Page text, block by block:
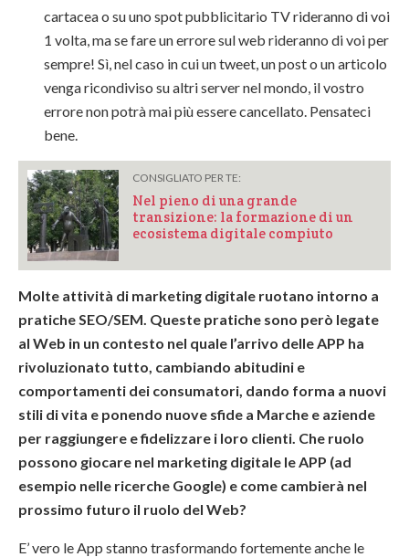
cartacea o su uno spot pubblicitario TV rideranno di voi
1 volta, ma se fare un errore sul web rideranno di voi per
sempre! Sì, nel caso in cui un tweet, un post o un articolo
venga ricondiviso su altri server nel mondo, il vostro
errore non potrà mai più essere cancellato. Pensateci
bene.
CONSIGLIATO PER TE:
Nel pieno di una grande
transizione: la formazione di un
ecosistema digitale compiuto
Molte attività di marketing digitale ruotano intorno a
pratiche SEO/SEM. Queste pratiche sono però legate
al Web in un contesto nel quale l’arrivo delle APP ha
rivoluzionato tutto, cambiando abitudini e
comportamenti dei consumatori, dando forma a nuovi
stili di vita e ponendo nuove sfide a Marche e aziende
per raggiungere e fidelizzare i loro clienti. Che ruolo
possono giocare nel marketing digitale le APP (ad
esempio nelle ricerche Google) e come cambierà nel
prossimo futuro il ruolo del Web?
E’ vero le App stanno trasformando fortemente anche le